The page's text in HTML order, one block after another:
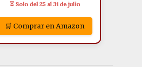
⏳ Solo del 25 al 31 de julio
🛒 Comprar en Amazon